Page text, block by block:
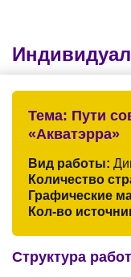
Тема: Пути
«Акватэрра»
Вид работы:
Количество
Графические
Кол-во
Структура